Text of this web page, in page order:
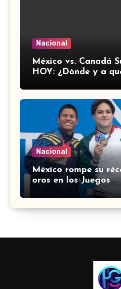
Nacional
México vs. Canadá
HOY: ¿Dónde y a
Concacaf?
Nacional
México rompe su
oros en los Juegos
Centroamericanos y
2026: Medallero AL